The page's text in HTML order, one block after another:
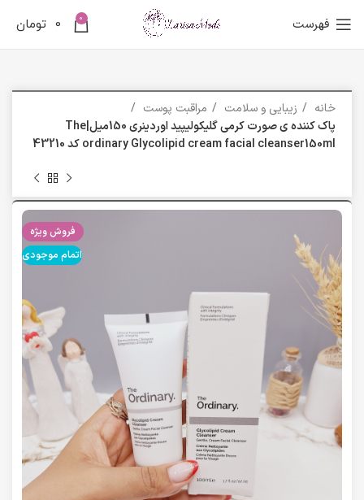
فهرست 0
0 تومان
خانه زیبایی و سلامت
مراقبت پوست
پاک کننده ی صورت کرمی گلیکولیپید اوردینری 150میل|The
ordinary Glycolipid cream facial cleanser150ml کد 43210
فروش ویژه
اتمام موجودی